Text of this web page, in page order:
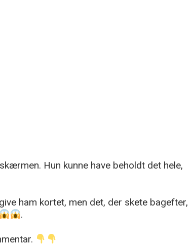
Hun kunne have beholdt det hele,
ham kortet, men det, der skete bagefter,
.